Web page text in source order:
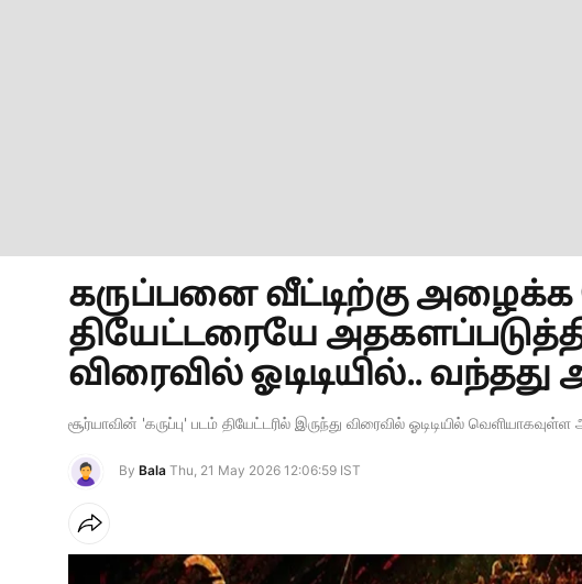
கருப்பனை வீட்டிற்கு அழைக்க
தியேட்டரையே
விரைவில் ஓடிடியில்.. வந்தது
சூர்யாவின் 'கருப்பு' படம் தியேட்டரில் இருந்து விரைவில் ஓடிடியில்
By Bala Thu, 21 May 2026 12:06:59 IST